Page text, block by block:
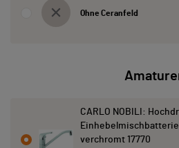
Ohne Ceranfeld
CARLO NOBILI:
verchromt 17770